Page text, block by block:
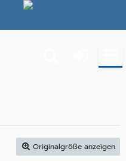
Originalgröße anzeigen